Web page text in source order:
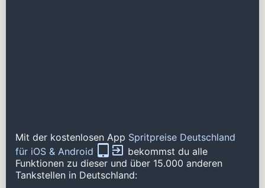
Mit der kostenlosen App Spritpreise Deutschland
für iOS & Android
bekommst du alle
Funktionen zu dieser und über 15.000 anderen
Tankstellen in Deutschland: